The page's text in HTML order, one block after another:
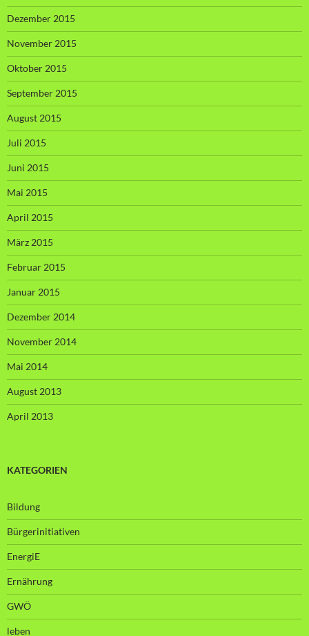
Dezember 2015
November 2015
Oktober 2015
September 2015
August 2015
Juli 2015
Juni 2015
Mai 2015
April 2015
März 2015
Februar 2015
Januar 2015
Dezember 2014
November 2014
Mai 2014
August 2013
April 2013
KATEGORIEN
Bildung
Bürgerinitiativen
EnergiE
Ernährung
GWÖ
leben